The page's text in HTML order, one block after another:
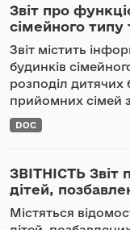
Звіт про
сімейного
Звіт містить
будинків
розподіл дитячих
прийомних сімей
DOC
ЗВІТНІСТЬ Звіт
дітей,
Містяться